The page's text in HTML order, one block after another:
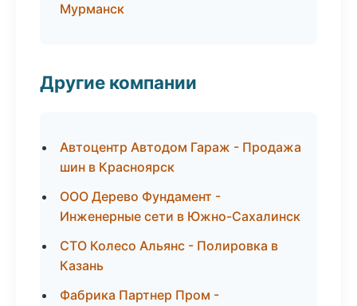
Мурманск
Другие компании
Автоцентр Автодом Гараж - Продажа
шин в Красноярск
ООО Дерево Фундамент -
Инженерные сети в Южно-Сахалинск
СТО Колесо Альянс - Полировка в
Казань
Фабрика Партнер Пром -